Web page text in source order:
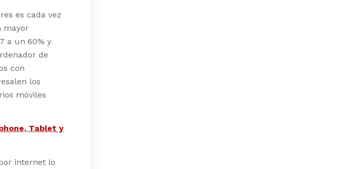
es cada vez
mayor
a un 60% y
de
con
los
móviles
Tablet y
internet lo